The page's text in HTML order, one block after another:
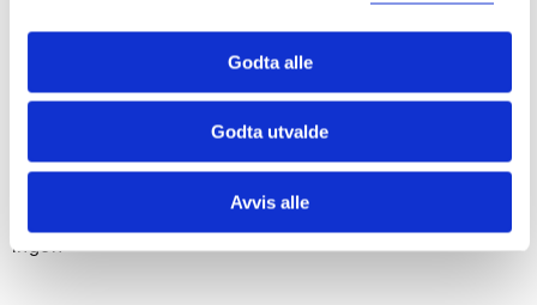
Godta alle
Godta utvalde
Avvis alle
idrettsspesifikke treningsøkter for å betre
kapasiteten til ein utøver i ulike idrettsgreiner
kan formidle og diskutere adaptasjon til trening
kan lage treningsplaner og kontrollere treningseffekt
Krav til forkunnskapar
Ingen